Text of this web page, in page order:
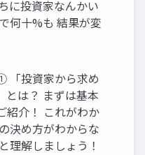
に投資家なんかい
何十%も 結果が変
「投資家から求め
とは？ まずは基本
紹介！ これがわか
決め方がわからな
理解しましょう！